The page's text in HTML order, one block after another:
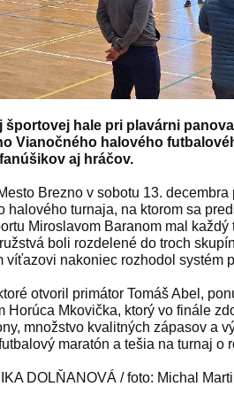
športovej hale pri plavárni
Vianočného halového
aj hráčov.
Brezno v sobotu 13.
halového turnaja, na ktorom sa
Miroslavom Baranom mal
boli rozdelené do troch
víťazovi nakoniec rozhodol systém
otvoril primátor Tomáš Abel,
Horúca Mkovička, ktorý vo finále
množstvo kvalitných zápasov a
maratón a tešia na turnaj o
DOLŇANOVÁ / foto: Michal